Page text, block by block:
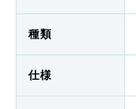
種類
仕様